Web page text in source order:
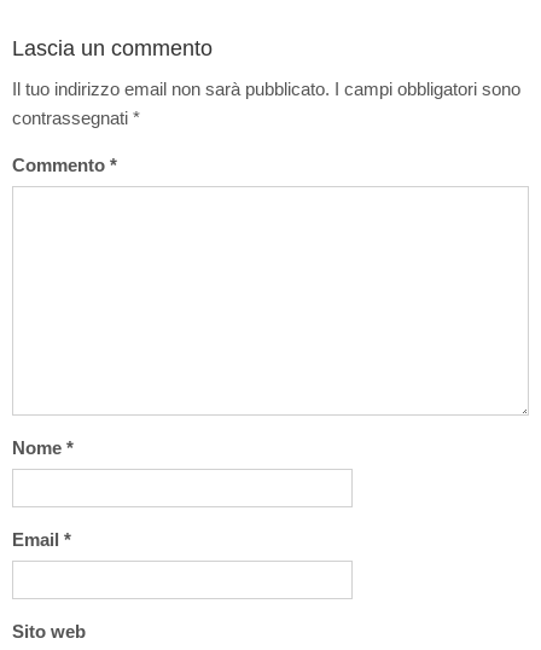
Lascia un commento
Il tuo indirizzo email non sarà pubblicato. I campi obbligatori sono
contrassegnati *
Commento *
Nome *
Email *
Sito web